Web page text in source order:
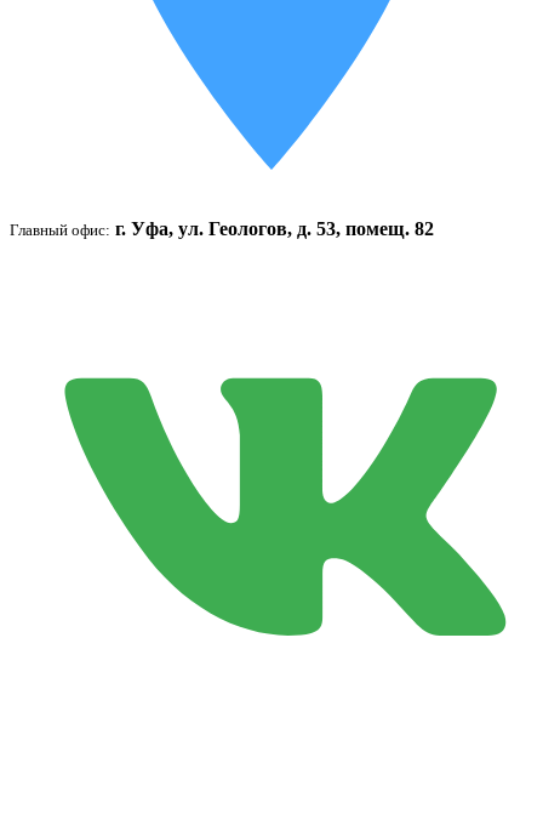
Главный офис: г. Уфа, ул. Геологов, д. 53, помещ. 82